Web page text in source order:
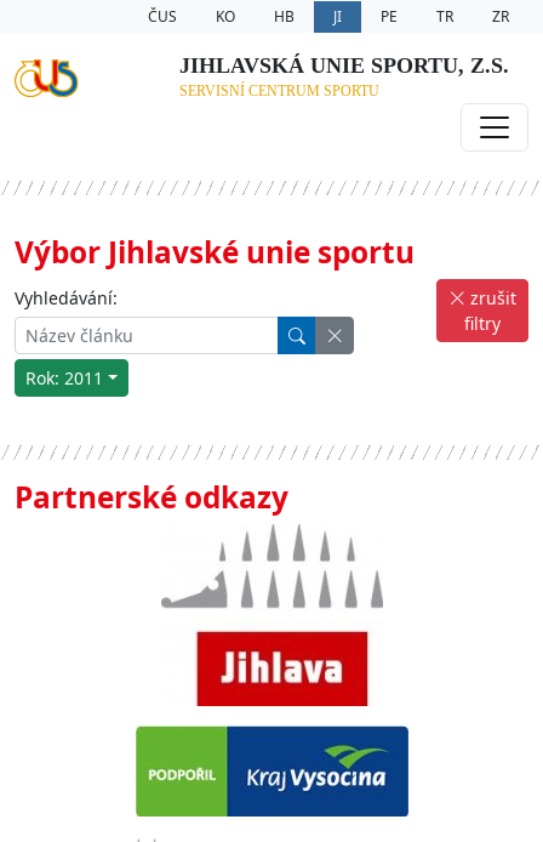
ČUS KO HB JI PE TR ZR
JIHLAVSKÁ UNIE SPORTU, Z.S.
SERVISNÍ CENTRUM SPORTU
Výbor Jihlavské unie sportu
Vyhledávání:
Rok: 2011
zrušit
filtry
Partnerské odkazy